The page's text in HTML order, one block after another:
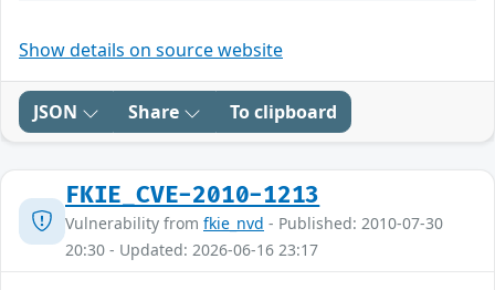
Show details on source website
JSON Share To clipboard
FKIE_CVE-2010-1213
Vulnerability from fkie_nvd - Published: 2010-07-30
20:30 - Updated: 2026-06-16 23:17